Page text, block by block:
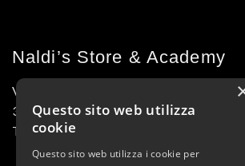
Naldi’s Store & Academy
Via M.L. King, 9/A-1
30025 Fossalta di Portogruaro (VE)
Tel. 0421.275184 • Fax 0421.275187
Questo sito web utilizza
cookie
Questo sito web utilizza i cookie per